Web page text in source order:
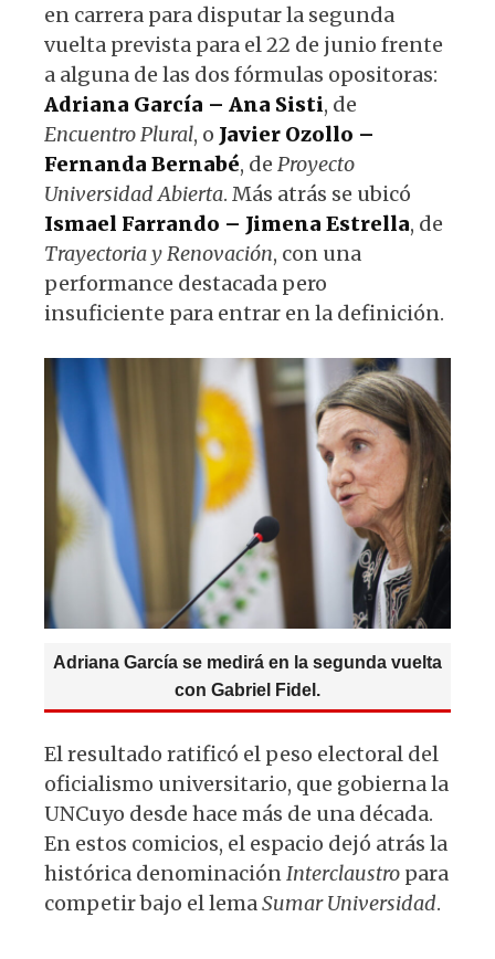
en carrera para disputar la segunda
vuelta prevista para el 22 de junio frente
a alguna de las dos fórmulas opositoras:
Adriana García – Ana Sisti, de
Encuentro Plural, o Javier Ozollo –
Fernanda Bernabé, de Proyecto
Universidad Abierta. Más atrás se ubicó
Ismael Farrando – Jimena Estrella, de
Trayectoria y Renovación, con una
performance destacada pero
insuficiente para entrar en la definición.
Adriana García se medirá en la segunda vuelta
con Gabriel Fidel.
El resultado ratificó el peso electoral del
oficialismo universitario, que gobierna la
UNCuyo desde hace más de una década.
En estos comicios, el espacio dejó atrás la
histórica denominaciónInterclaustro para
competir bajo el lemaSumar Universidad.